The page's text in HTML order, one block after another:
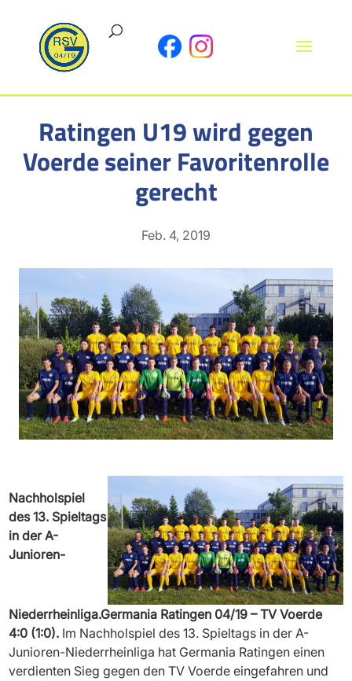
Ratingen U19 wird gegen
Voerde seiner Favoritenrolle
gerecht
Feb. 4, 2019
Nachholspiel
des 13. Spieltags
in der A-
Junioren-
Niederrheinliga.Germania Ratingen 04/19 – TV Voerde
4:0 (1:0). Im Nachholspiel des 13. Spieltags in der A-
Junioren-Niederrheinliga hat Germania Ratingen einen
verdienten Sieg gegen den TV Voerde eingefahren und